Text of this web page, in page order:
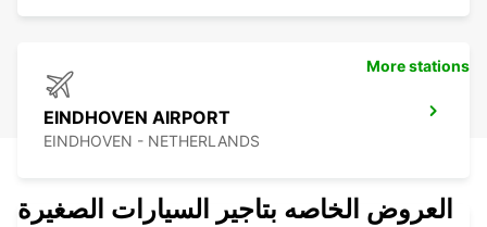
EINDHOVEN AIRPORT
EINDHOVEN - NETHERLANDS
More stations
العروض الخاصه بتاجير السيارات الصغيرة